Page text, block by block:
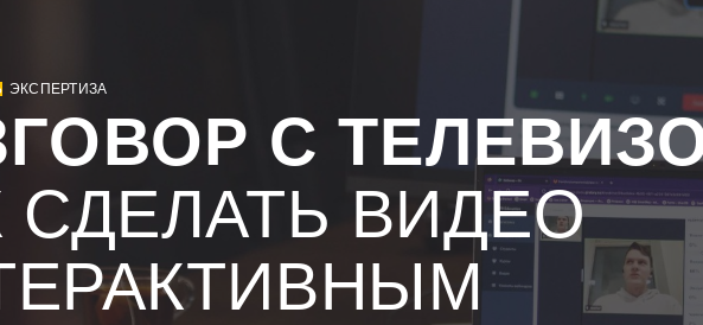
ЭКСПЕРТИЗА
С
СДЕЛАТЬ ВИДЕО